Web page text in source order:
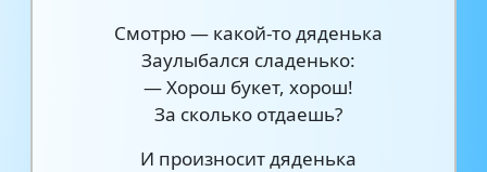
Смотрю — какой-то дяденька
Заулыбался сладенько:
— Хорош букет, хорош!
За сколько отдаешь?
И произносит дяденька